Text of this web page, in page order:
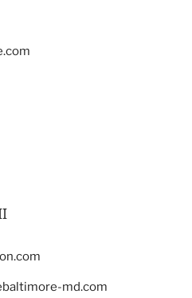
md.com